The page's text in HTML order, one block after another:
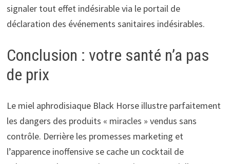
signaler tout effet indésirable via le portail de
déclaration des événements sanitaires indésirables.
Conclusion : votre santé n’a pas
de prix
Le miel aphrodisiaque Black Horse illustre parfaitement
les dangers des produits « miracles » vendus sans
contrôle. Derrière les promesses marketing et
l’apparence inoffensive se cache un cocktail de